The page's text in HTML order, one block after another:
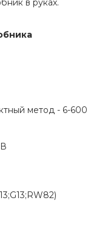
в руках.
метод - 6-600